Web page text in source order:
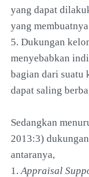
yang dapat
yang
5. Dukungan
menyebabkan
bagian dari suatu
dapat saling
Sedangkan
2013:3)
antaranya,
1.Appraisal